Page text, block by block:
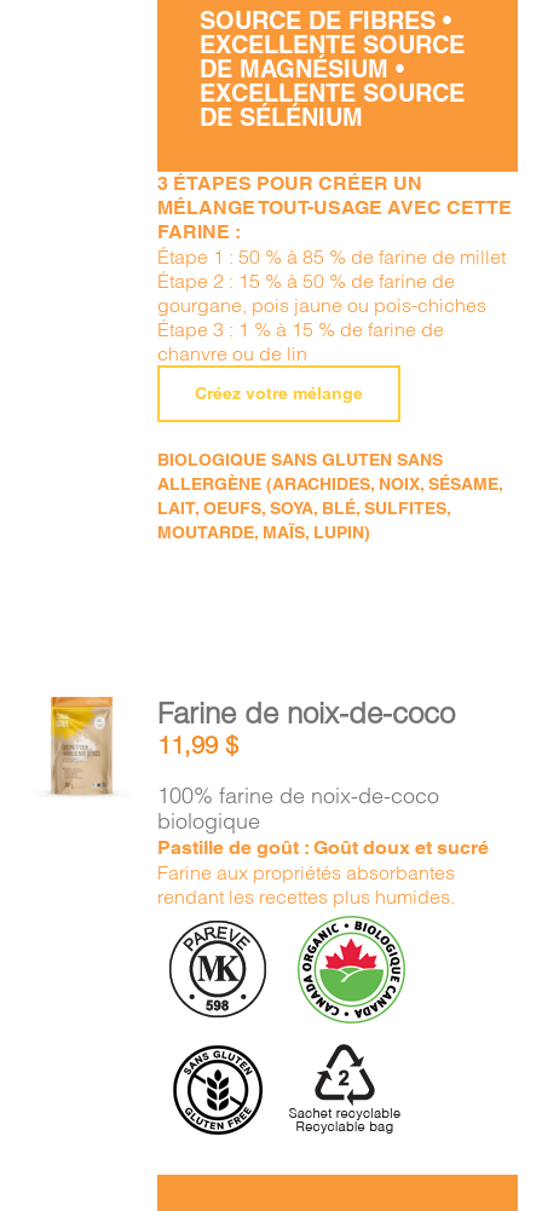
SOURCE DE FIBRES •
EXCELLENTE SOURCE
DE MAGNÉSIUM •
EXCELLENTE SOURCE
DE SÉLÉNIUM
3 ÉTAPES POUR CRÉER UN
MÉLANGE TOUT-USAGE AVEC CETTE
FARINE :
Étape 1 : 50 % à 85 % de farine de millet
Étape 2 : 15 % à 50 % de farine de
gourgane, pois jaune ou pois-chiches
Étape 3 : 1 % à 15 % de farine de
chanvre ou de lin
Créez votre mélange
BIOLOGIQUE SANS GLUTEN SANS
ALLERGÈNE (ARACHIDES, NOIX, SÉSAME,
LAIT, OEUFS, SOYA, BLÉ, SULFITES,
MOUTARDE, MAÏS, LUPIN)
AJOUTER
AU
PANIER
Farine de noix-de-coco
11,99$
100% farine de noix-de-coco
biologique
Pastille de goût : Goût doux et sucré
Farine aux propriétés absorbantes
rendant les recettes plus humides.